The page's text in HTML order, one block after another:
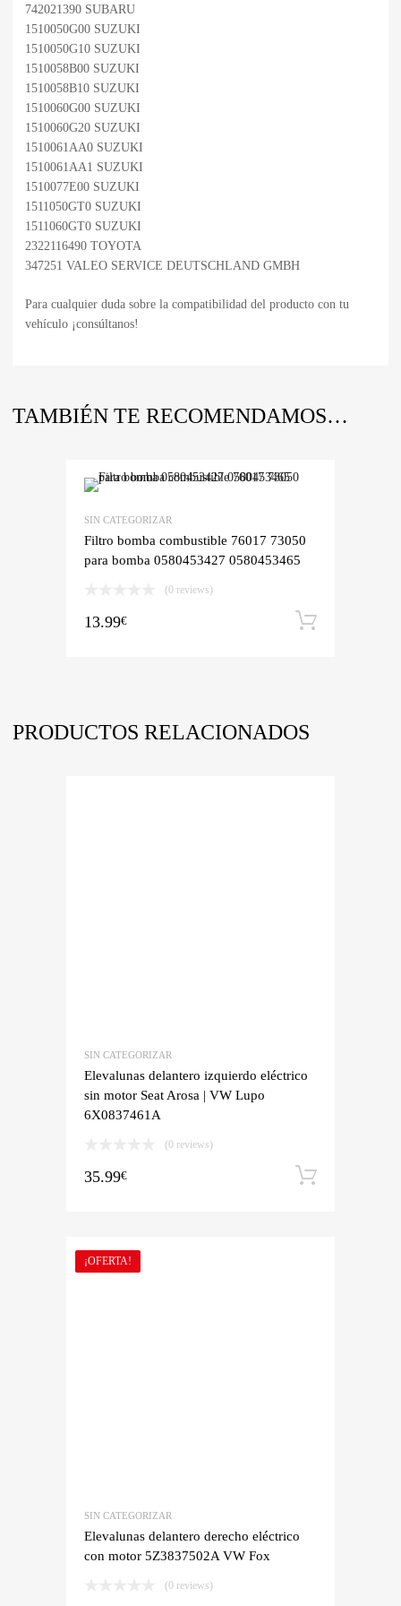
742021390 SUBARU
1510050G00 SUZUKI
1510050G10 SUZUKI
1510058B00 SUZUKI
1510058B10 SUZUKI
1510060G00 SUZUKI
1510060G20 SUZUKI
1510061AA0 SUZUKI
1510061AA1 SUZUKI
1510077E00 SUZUKI
1511050GT0 SUZUKI
1511060GT0 SUZUKI
2322116490 TOYOTA
347251 VALEO SERVICE DEUTSCHLAND GMBH
Para cualquier duda sobre la compatibilidad del producto con tu
vehículo ¡consúltanos!
TAMBIÉN TE RECOMENDAMOS…
SIN CATEGORIZAR
Filtro bomba combustible 76017 73050
para bomba 0580453427 0580453465
(0 reviews)
13.99€
PRODUCTOS RELACIONADOS
SIN CATEGORIZAR
Elevalunas delantero izquierdo eléctrico
sin motor Seat Arosa | VW Lupo
6X0837461A
(0 reviews)
35.99€
¡OFERTA!
SIN CATEGORIZAR
Elevalunas delantero derecho eléctrico
con motor 5Z3837502A VW Fox
(0 reviews)